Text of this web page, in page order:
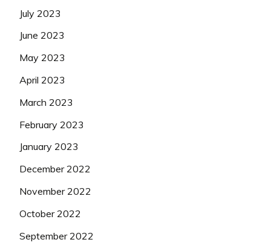
July 2023
June 2023
May 2023
April 2023
March 2023
February 2023
January 2023
December 2022
November 2022
October 2022
September 2022